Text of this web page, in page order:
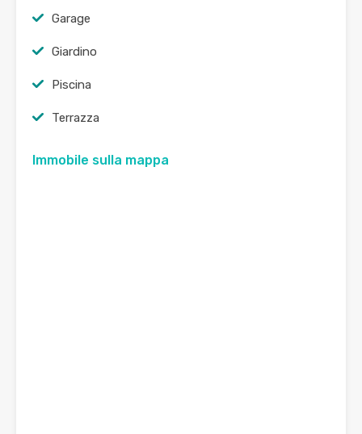
Garage
Giardino
Piscina
Terrazza
Immobile sulla mappa